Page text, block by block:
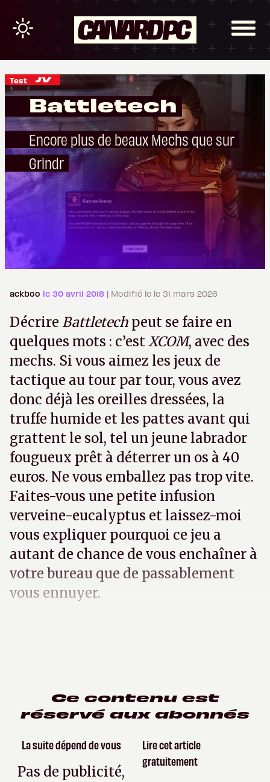
Test
Battletech
Encore plus de beaux Mechs que sur
Grindr
ackboo le 30 avril 2018 | Modifié le le 31 mars 2026
Décrire Battletech peut se faire en
quelques mots : c’estXCOM, avec des
mechs. Si vous aimez les jeux de
tactique au tour par tour, vous avez
donc déjà les oreilles dressées, la
truffe humide et les pattes avant qui
grattent le sol, tel un jeune labrador
fougueux prêt à déterrer un os à 40
euros. Ne vous emballez pas trop vite.
Faites-vous une petite infusion
verveine-eucalyptus et laissez-moi
vous expliquer pourquoi ce jeu a
autant de chance de vous enchaîner à
votre bureau que de passablement
vous ennuyer.
Ce contenu est
réservé aux abonnés
La suite dépend de vous
Pas de publicité,
Lire cet article
gratuitement